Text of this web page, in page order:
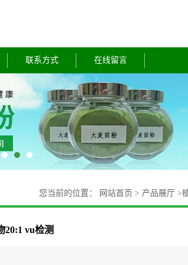
联系方式 在线留言
您当前的位置： 网站首页 > 产品展厅 >
20:1 vu检测